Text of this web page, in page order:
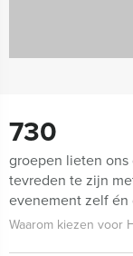
730
groepen lieten
tevreden te zijn
evenement zelf
Waarom kiezen voor